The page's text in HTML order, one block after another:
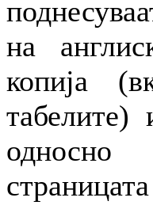
на
копија